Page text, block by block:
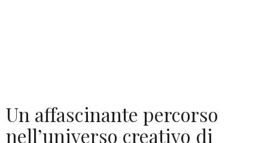
Un affascinante percorso
nell’universo creativo di